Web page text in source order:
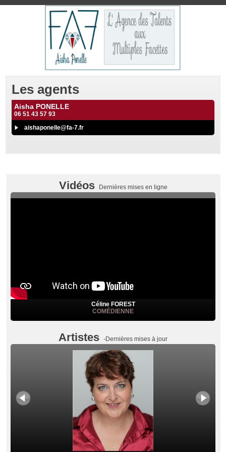
Les agents
Aisha PONELLE
06 51 43 57 93
aishaponelle@fa-7.fr
Vidéos Dernières mises en ligne
Céline FOREST
COMÉDIENNE
Artistes -Dernières mises à jour